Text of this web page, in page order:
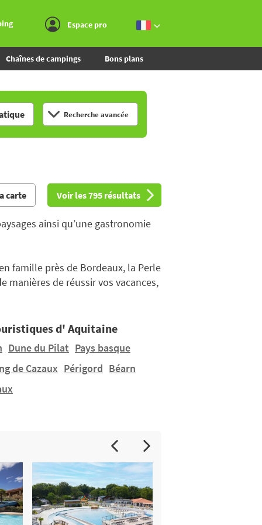
Espace pro
Chaînes de campings Bons plans
Recherche avancée
carte Voir les 795 résultats
ainsi qu’une gastronomie
famille près de Bordeaux, la Perle
manières de réussir vos vacances,
d' Aquitaine
Dune du Pilat Pays basque
de Cazaux Périgord Béarn